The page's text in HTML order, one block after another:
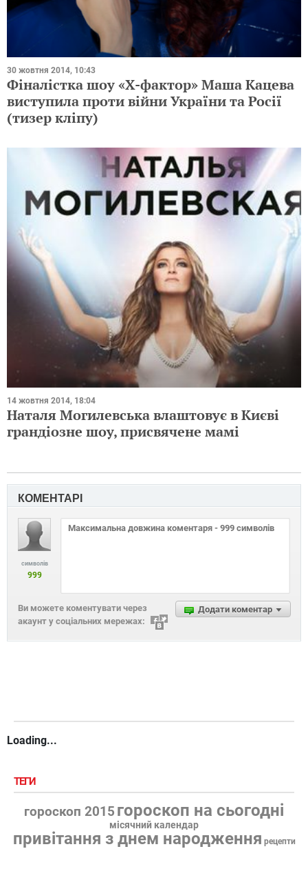
30 жовтня 2014, 10:43
Фіналістка шоу «Х-фактор» Маша Кацева
виступила проти війни України та Росії
(тизер кліпу)
14 жовтня 2014, 18:04
Наталя Могилевська влаштовує в Києві
грандіозне шоу, присвячене мамі
КОМЕНТАРІ
символів
999
Додати коментар
Ви можете коментувати через
акаунт у соціальних мережах:
Loading...
ТЕГИ
гороскоп 2015 гороскоп на сьогодні
місячний календар
привітання з днем народження рецепти